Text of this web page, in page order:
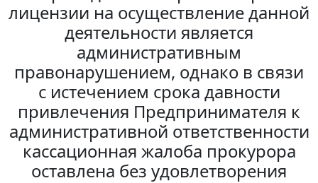
лицензии на осуществление данной
деятельности является
административным
правонарушением, однако в связи
с истечением срока давности
привлечения Предпринимателя к
административной ответственности
кассационная жалоба прокурора
оставлена без удовлетворения